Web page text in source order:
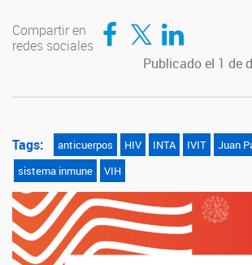
Compartir en
redes sociales
Compartir en Facebook
Compartir en TwitterCompartir en LinkedIn
Publicado el 1 de
Tags: anticuerpos HIV INTA IVIT
Juan
sistema inmune
VIH